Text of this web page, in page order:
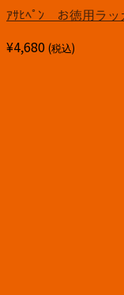
ｱｻﾋﾍﾟﾝ お徳用ラ
¥4,680 (税込)